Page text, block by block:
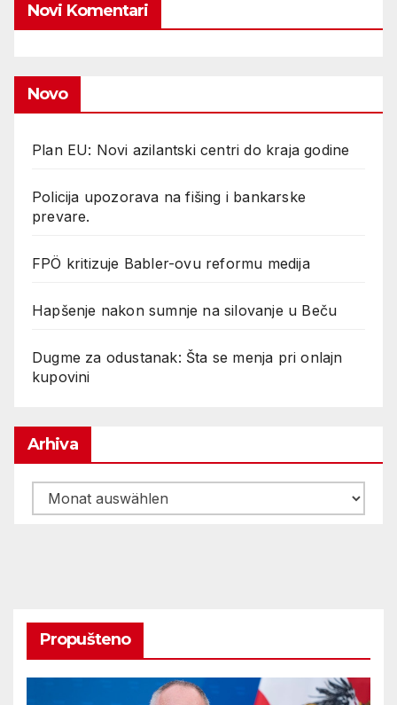
Novi Komentari
Novo
Plan EU: Novi azilantski centri do kraja godine
Policija upozorava na fišing i bankarske
prevare.
FPÖ kritizuje Babler-ovu reformu medija
Hapšenje nakon sumnje na silovanje u Beču
Dugme za odustanak: Šta se menja pri onlajn
kupovini
Arhiva
Arhiva
Propušteno